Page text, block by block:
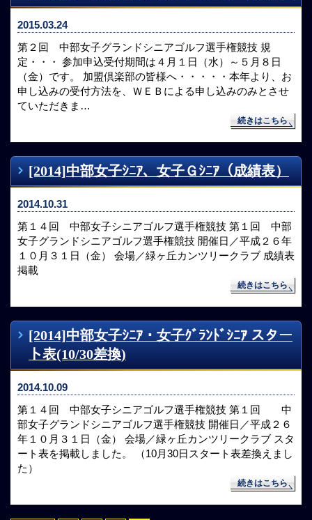
2015.03.24
第２回 中部女子グランドシニアゴルフ選手権競技 規
定・・・ 参加申込受付期間は４月１日（水）～５月８日
（金）です。 加盟倶楽部の皆様へ・・・・・本年より、お
申し込みの受付方法を、ＷＥＢによる申し込みのみとさせ
ていただきま…
続きはこちら
[2014]中部女子ｼﾆｱ、女子Ｇｼﾆｱ（成績表）
2014.10.31
第１４回 中部女子シニアゴルフ選手権競技 第１回 中部
女子グランドシニアゴルフ選手権競技 開催日／平成２６年
１０月３１日（金） 会場／緑ヶ丘カンツリークラブ 成績表
掲載
続きはこちら
[2014]中部女子ｼﾆｱ・女子ｸﾞﾗﾝﾄﾞｼﾆｱ スター
ト表(10/30差換)
2014.10.09
第１４回 中部女子シニアゴルフ選手権競技 第１回 中
部女子グランドシニアゴルフ選手権競技 開催日／平成２６
年１０月３１日（金） 会場／緑ヶ丘カンツリークラブ スタ
ート表を掲載しました。 （10月30日スタート表差換えまし
た）
続きはこちら